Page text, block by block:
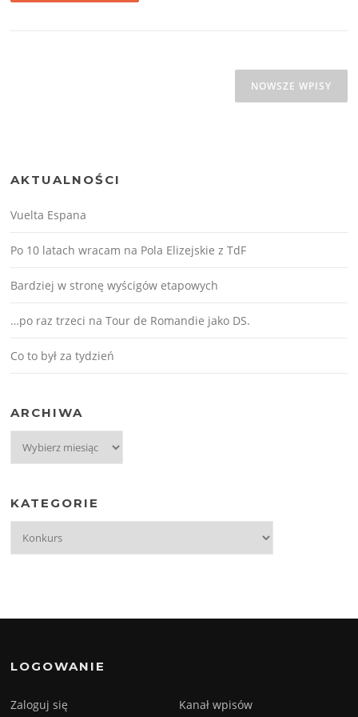
NOWSZE WPISY
AKTUALNOŚCI
Vuelta Espana
Po 10 latach wracam na Pola Elizejskie z TdF
Bardziej w stronę wyścigów etapowych
…po raz trzeci na Tour de Romandie jako DS.
Co to był za tydzień
ARCHIWA
KATEGORIE
LOGOWANIE
Zaloguj się Kanał wpisów